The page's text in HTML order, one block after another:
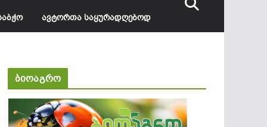
ᲐᲕᲢᲝᲠᲗᲐ ᲡᲐᲧᲣᲠᲐᲓᲦᲔᲑᲝᲓ
ბიოაგრო